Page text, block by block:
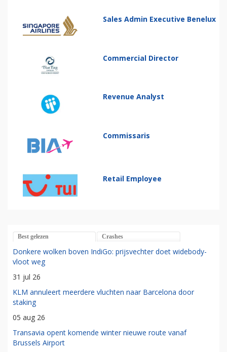
Sales Admin Executive Benelux
Commercial Director
Revenue Analyst
Commissaris
Retail Employee
Best gelezen Crashes
Donkere wolken boven IndiGo: prijsvechter doet widebody-
vloot weg
31 jul 26
KLM annuleert meerdere vluchten naar Barcelona door
staking
05 aug 26
Transavia opent komende winter nieuwe route vanaf
Brussels Airport